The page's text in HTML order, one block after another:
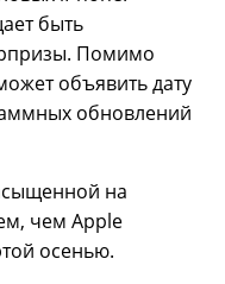
быть
Помимо
объявить дату
обновлений
на
чем Apple
осенью.